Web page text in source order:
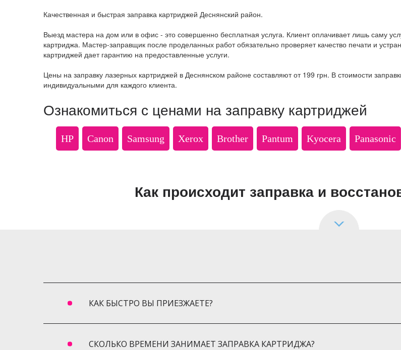
Качественная и быстрая заправка картриджей Деснянский район.
Выезд мастера на дом или в офис - это совершенно бесплатная услуга. Клиент оплачивает лишь саму
картриджа. Мастер-заправщик после проделанных работ обязательно проверяет качество печати и
картриджей дает гарантию на предоставленные услуги.
Цены на заправку лазерных картриджей в Деснянском районе составляют от 199 грн. В стоимости
индивидуальными для каждого клиента.
Ознакомиться с ценами на заправку картриджей
HP Canon Samsung Xerox Brother Pantum Kyocera Panasonic
Как происходит заправка и
КАК БЫСТРО ВЫ ПРИЕЗЖАЕТЕ?
СКОЛЬКО ВРЕМЕНИ ЗАНИМАЕТ ЗАПРАВКА КАРТРИДЖА?